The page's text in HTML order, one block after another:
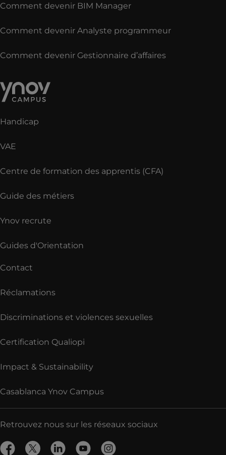
Comment devenir BIM Manager
Comment devenir Analyste programmeur
Comment devenir Gestionnaire d’affaires
Handicap
VAE
Centre de formation des apprentis (CFA)
Guide des métiers
Ynov recrute
Guides d'Orientation
Contact
Réclamations
Discriminations et violences sexuelles
Certification Qualiopi
Impact & Sustainability
Casablanca Ynov Campus
Retrouvez nous sur les réseaux sociaux